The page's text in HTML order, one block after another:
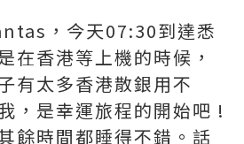
，今天07:30到達悉
在香港等上機的時候，
有太多香港散銀用不
，是幸運旅程的開始吧 !
餘時間都睡得不錯。話